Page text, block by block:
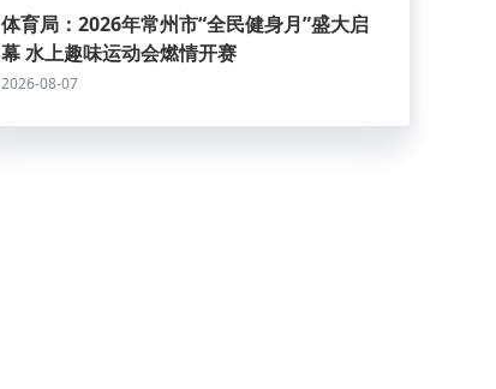
体育局：2026年常州市“全民健身月”盛大启
幕 水上趣味运动会燃情开赛
2026-08-07